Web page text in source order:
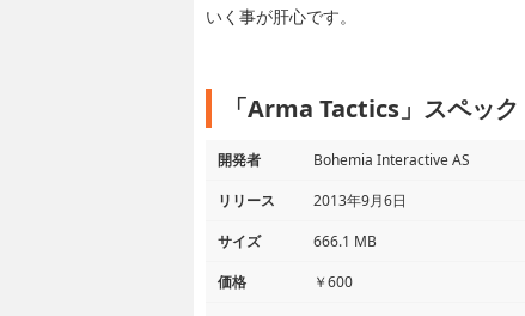
いく事が肝心です。
「Arma Tactics」スペッ
開発者
Bohemia Interactive AS
リリース
2013年9月6日
サイズ
666.1 MB
価格
￥600